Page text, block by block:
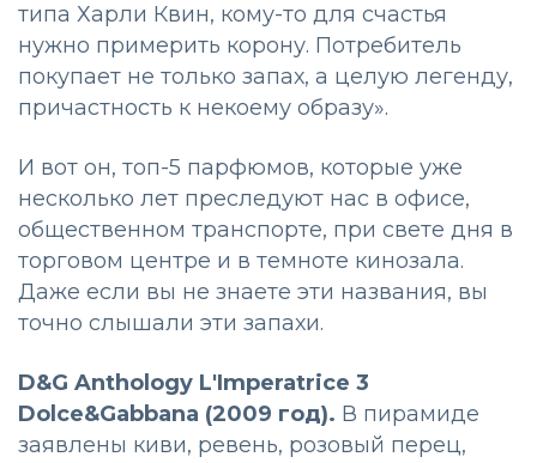
типа Харли Квин, кому-то для счастья
нужно примерить корону. Потребитель
покупает не только запах, а целую легенду,
причастность к некоему образу».
И вот он, топ-5 парфюмов, которые уже
несколько лет преследуют нас в офисе,
общественном транспорте, при свете дня в
торговом центре и в темноте кинозала.
Даже если вы не знаете эти названия, вы
точно слышали эти запахи.
D&G Anthology L'Imperatrice 3
Dolce&Gabbana (2009 год). В пирамиде
заявлены киви, ревень, розовый перец,